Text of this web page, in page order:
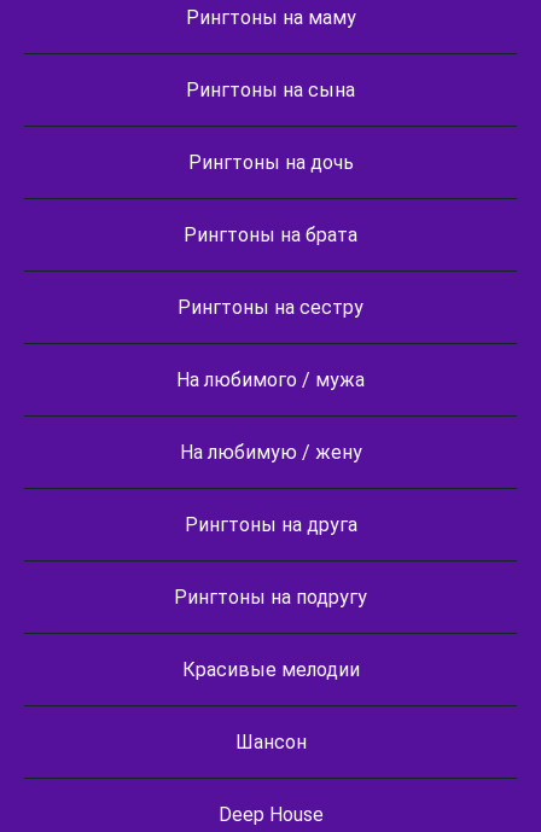
Рингтоны на маму
Рингтоны на сына
Рингтоны на дочь
Рингтоны на брата
Рингтоны на сестру
На любимого / мужа
На любимую / жену
Рингтоны на друга
Рингтоны на подругу
Красивые мелодии
Шансон
Deep House